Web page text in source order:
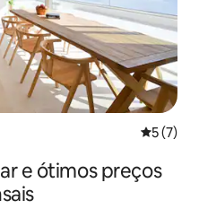
5 de
5 (7)
e ótimos preços